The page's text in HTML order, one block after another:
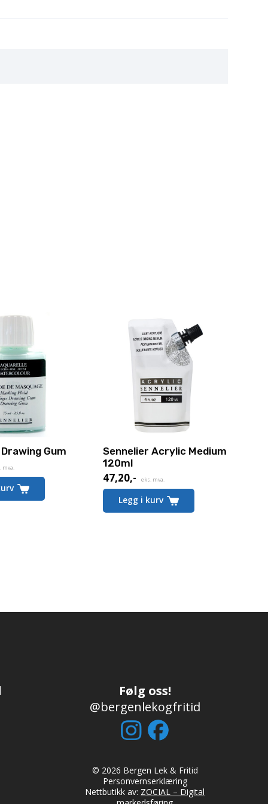
Gum
mva.
Sennelier Acrylic Medium
120ml
47,20,- eks. mva.
Legg i kurv
Følg oss!
@bergenlekogfritid
© 2026 Bergen Lek & Fritid
Personvernserklæring
Nettbutikk av: ZOCIAL – Digital